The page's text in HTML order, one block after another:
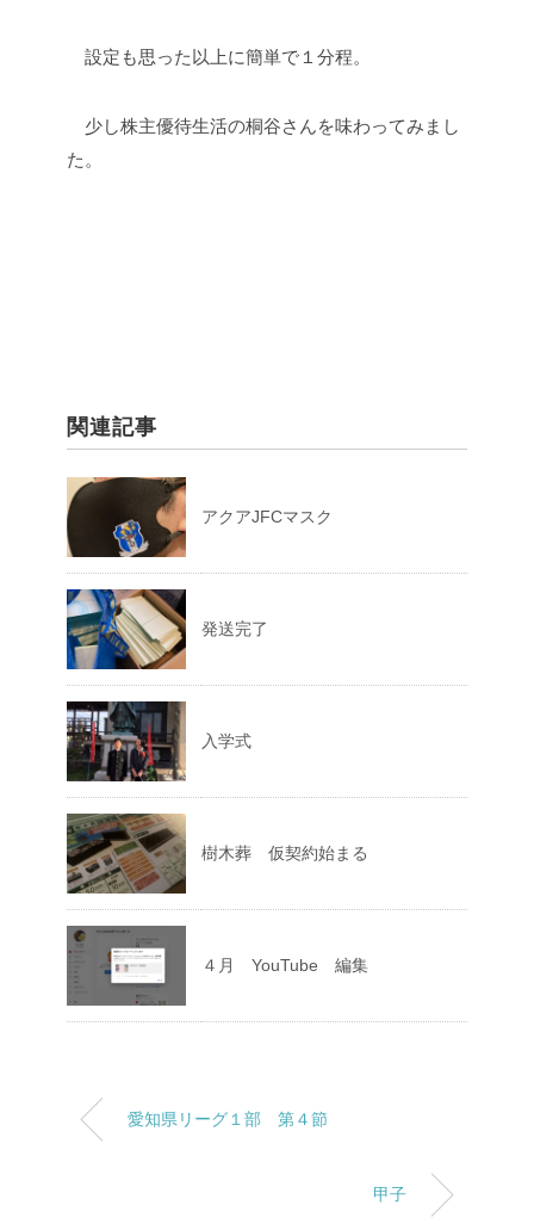
設定も思った以上に簡単で１分程。
少し株主優待生活の桐谷さんを味わってみまし
た。
関連記事
アクアJFCマスク
発送完了
入学式
樹木葬 仮契約始まる
４月 YouTube 編集
愛知県リーグ１部 第４節
甲子